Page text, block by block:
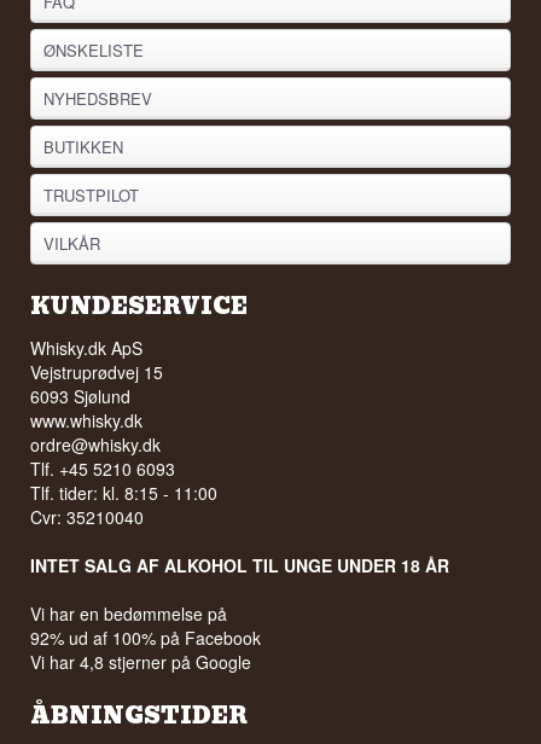
ØNSKELISTE
NYHEDSBREV
BUTIKKEN
TRUSTPILOT
VILKÅR
KUNDESERVICE
Whisky.dk ApS
Vejstruprødvej 15
6093 Sjølund
www.whisky.dk
ordre@whisky.dk
Tlf. +45 5210 6093
Tlf. tider: kl. 8:15 - 11:00
Cvr: 35210040
INTET SALG AF ALKOHOL TIL UNGE UNDER 18 ÅR
Vi har en bedømmelse på
92% ud af 100% på Facebook
Vi har 4,8 stjerner på Google
ÅBNINGSTIDER